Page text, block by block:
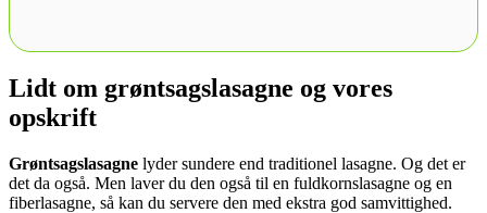
Lidt om grøntsagslasagne og vores
opskrift
Grøntsagslasagne lyder sundere end traditionel lasagne. Og det er
det da også. Men laver du den også til en fuldkornslasagne og en
fiberlasagne, så kan du servere den med ekstra god samvittighed.